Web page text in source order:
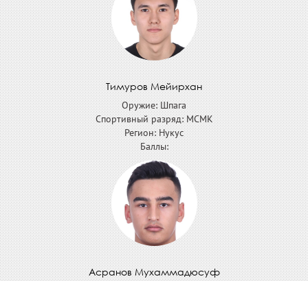
Тимуров Мейирхан
Оружие: Шпага
Спортивный разряд: МСМК
Регион: Нукус
Баллы:
Асранов Мухаммадюсуф